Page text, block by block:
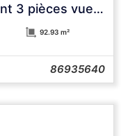
Juan les Pins – Appartement 3 pièces vue mer, 93 m², 5e étage, résidence de standing, garage
92.93 m²
86935640